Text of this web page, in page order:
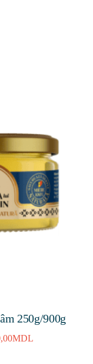
250g/900g
MDL